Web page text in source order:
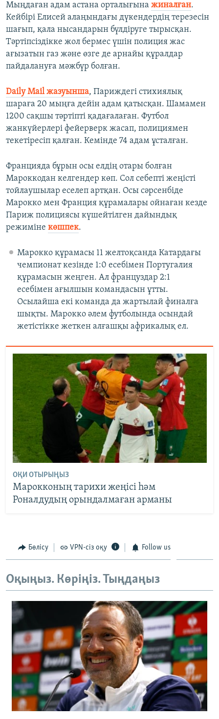
Мыңдаған адам астана орталығына жиналған.
Кейбірі Елисей алаңындағы дүкендердің терезесін
шағып, қала нысандарын бүлдіруге тырысқан.
Тәртіпсіздікке жол бермес үшін полиция жас
ағызатын газ және өзге де арнайы құралдар
пайдалануға мәжбүр болған.
Daily Mail жазуынша, Париждегі стихиялық
шараға 20 мыңға дейін адам қатысқан. Шамамен
1200 сақшы тәртіпті қадағалаған. Футбол
жанкүйерлері фейерверк жасап, полициямен
текетіресіп қалған. Кемінде 74 адам ұсталған.
Францияда бұрын осы елдің отары болған
Мароккодан келгендер көп. Сол себепті жеңісті
тойлаушылар еселеп артқан. Осы сәрсенбіде
Марокко мен Франция құрамалары ойнаған кезде
Париж полициясы күшейтілген дайындық
режиміне көшпек.
Марокко құрамасы 11 желтоқсанда Катардағы
чемпионат кезінде 1:0 есебімен Португалия
құрамасын жеңген. Ал француздар 2:1
есебімен ағылшын командасын ұтты.
Осылайша екі команда да жартылай финалға
шықты. Марокко әлем футболында осындай
жетістікке жеткен алғашқы африкалық ел.
ОҚИ ОТЫРЫҢЫЗ
Марокконың тарихи жеңісі һәм
Роналдудың орындалмаған арманы
Бөлісу VPN-сіз оқу Follow us
Оқыңыз. Көріңіз. Тыңдаңыз